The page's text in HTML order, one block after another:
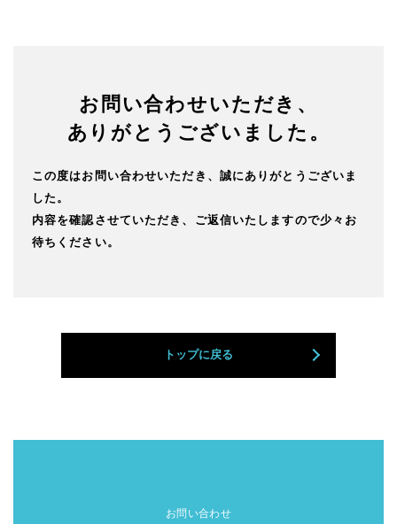
お問い合わせいただき、
ありがとうございました。
この度はお問い合わせいただき、誠にありがとうございま
した。
内容を確認させていただき、ご返信いたしますので少々お
待ちください。
トップに戻る
お問い合わせ